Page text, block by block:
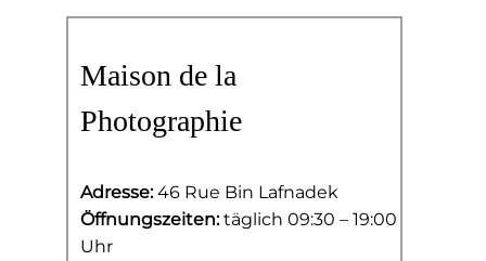
Maison de la
Photographie
Adresse:46 Rue Bin Lafnadek
Öffnungszeiten:täglich 09:30 – 19:00
Uhr